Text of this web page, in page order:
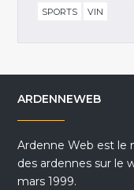
SPORTS
VIN
ARDENNEWEB
Ardenne Web est le
des ardennes sur le
mars 1999.